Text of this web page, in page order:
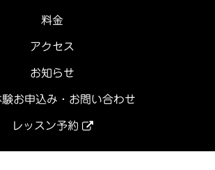
料金
アクセス
お知らせ
お申込み・お問い合わせ
レッスン予約